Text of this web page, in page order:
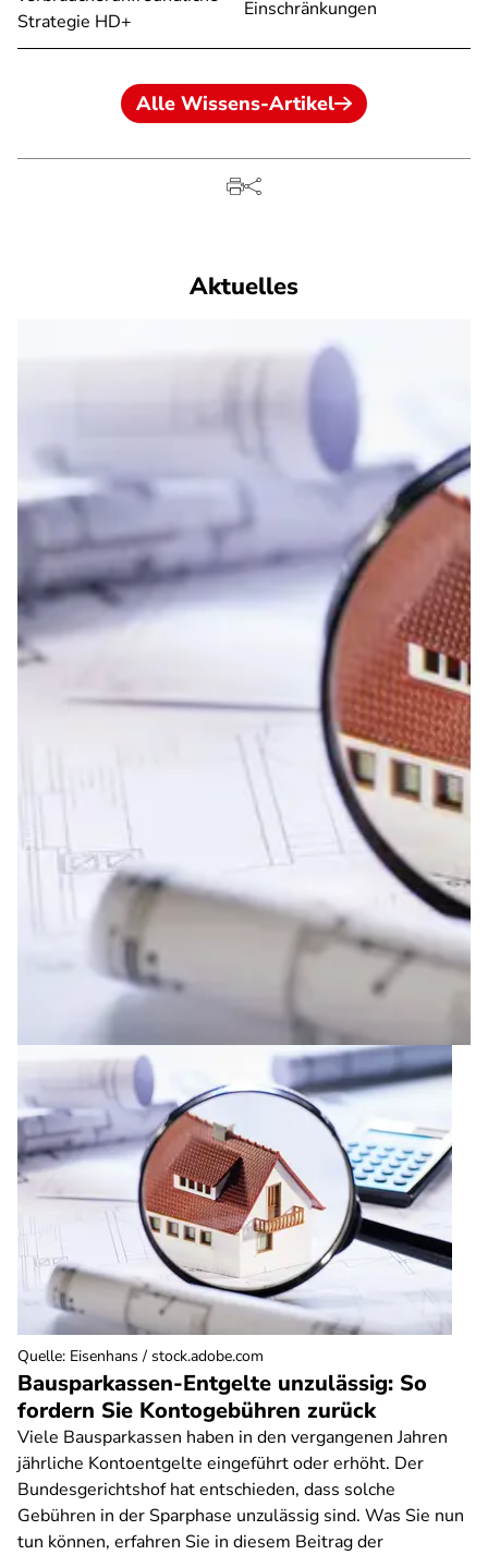
Strategie HD+
Einschränkungen
Alle Wissens-Artikel
Aktuelles
Bausparkassen-Entgelte unzulässig: So
fordern Sie Kontogebühren zurück
Viele Bausparkassen haben in den vergangenen Jahren
jährliche Kontoentgelte eingeführt oder erhöht. Der
Bundesgerichtshof hat entschieden, dass solche
Gebühren in der Sparphase unzulässig sind. Was Sie nun
tun können, erfahren Sie in diesem Beitrag der
Quelle: Eisenhans / stock.adobe.com